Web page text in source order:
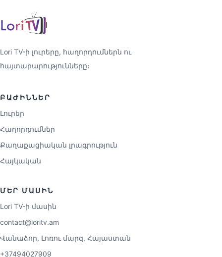
Lori TV-ի լուրերը, հաղորդումներն ու
հայտարարությունները։
ԲԱԺԻՆՆԵՐ
Լուրեր
Հաղորդումներ
Քաղաքացիական լրագրություն
Հայկական
ՄԵՐ ՄԱՍԻՆ
Lori TV-ի մասին
contact@loritv.am
Վանաձոր, Լոռու մարզ, Հայաստան
+37494027909